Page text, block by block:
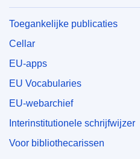
Toegankelijke publicaties
Cellar
EU-apps
EU Vocabularies
EU-webarchief
Interinstitutionele schrijfwijzer
Voor bibliothecarissen